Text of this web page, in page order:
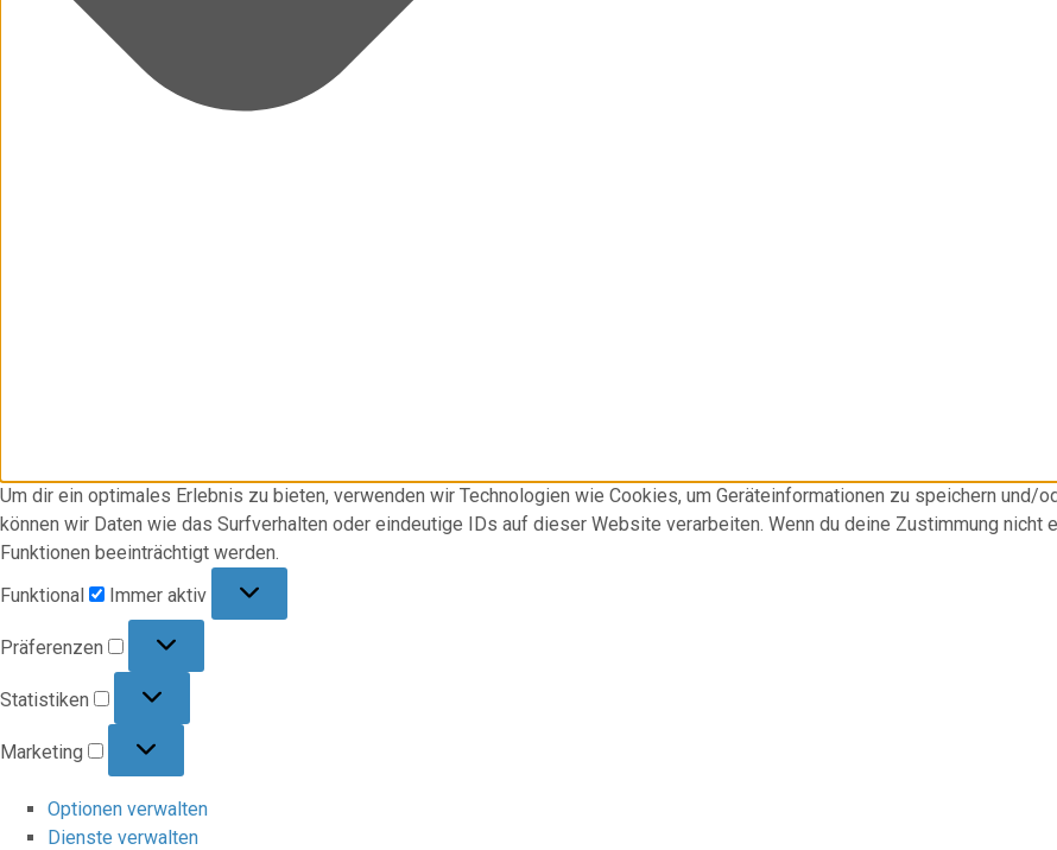
Um dir ein optimales Erlebnis zu bieten, verwenden wir Technologien wie Cookies, um Geräteinformationen zu speichern und/
können wir Daten wie das Surfverhalten oder eindeutige IDs auf dieser Website verarbeiten. Wenn du deine Zustimmung
Funktionen beeinträchtigt werden.
Funktional
Immer aktiv
Präferenzen
Statistiken
Marketing
Optionen verwalten
Dienste verwalten